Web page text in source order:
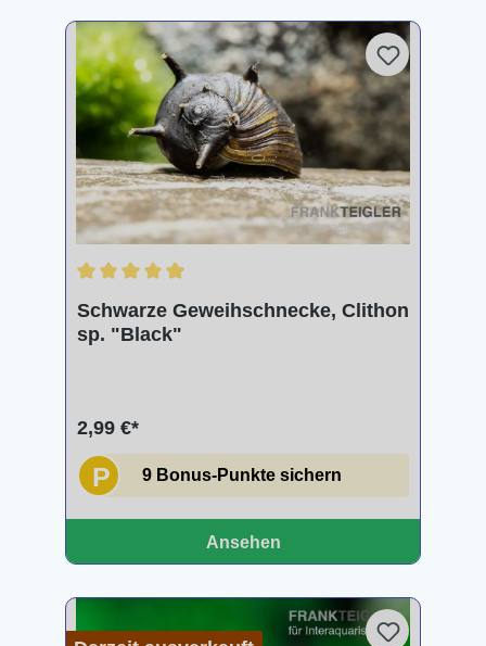
Schwarze Geweihschnecke, Clithon
sp. "Black"
2,99 €*
P 9 Bonus-Punkte sichern
Ansehen